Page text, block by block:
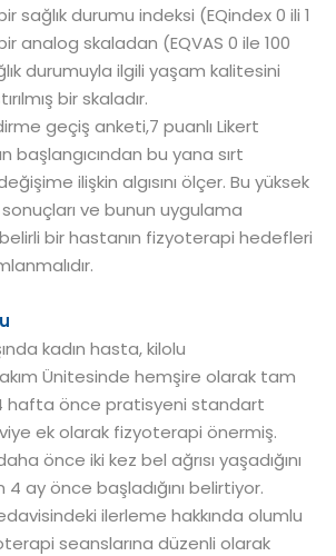
sağlık durumu indeksi (EQindex 0 ili 1
analog skaladan (EQVAS 0 ile 100
durumuyla ilgili yaşam kalitesini
bir skaladır.
geçiş anketi,7 puanlı Likert
başlangıcından bu yana sırt
ilişkin algısını ölçer. Bu yüksek
ve bunun uygulama
bir hastanın fizyoterapi hedefleri
kadın hasta, kilolu
Ünitesinde hemşire olarak tam
hafta önce pratisyeni standart
ek olarak fizyoterapi önermiş.
önce iki kez bel ağrısı yaşadığını
4 ay önce başladığını belirtiyor.
ilerleme hakkında olumlu
seanslarına düzenli olarak